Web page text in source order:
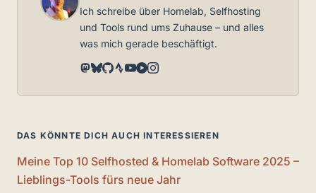
Ich schreibe über Homelab, Selfhosting
und Tools rund ums Zuhause – und alles
was mich gerade beschäftigt.
DAS KÖNNTE DICH AUCH INTERESSIEREN
Meine Top 10 Selfhosted & Homelab Software 2025 –
Lieblings-Tools fürs neue Jahr